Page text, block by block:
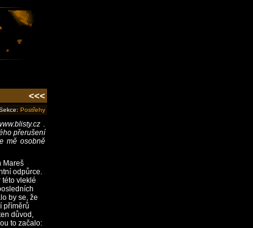
<<<
Postřehy
.
přerušení
mě osobně
Mareš
odpůrce.
této vleklé
by se, že
příměrů
důvod,
to začalo: